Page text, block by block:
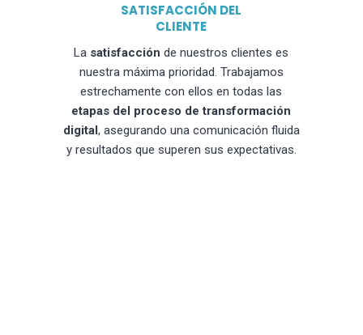
SATISFACCIÓN DEL
CLIENTE
La satisfacción de nuestros clientes es
nuestra máxima prioridad. Trabajamos
estrechamente con ellos en todas las
etapas del proceso de transformación
digital, asegurando una comunicación fluida
y resultados que superen sus expectativas.